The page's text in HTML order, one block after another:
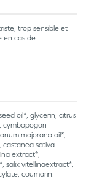
trop sensible et
en cas de
oil*, glycerin, citrus
cymbopogon
majorana oil*,
castanea sativa
extract*,
salix vitellinaextract*,
coumarin.